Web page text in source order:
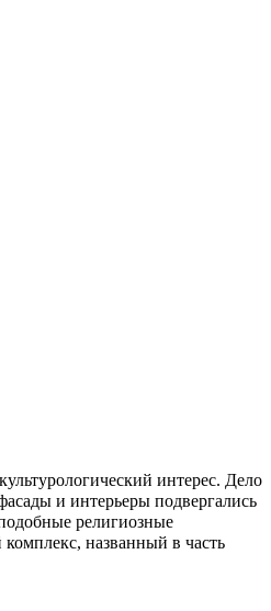
интерес. Дело
и интерьеры подвергались
религиозные
названный в часть